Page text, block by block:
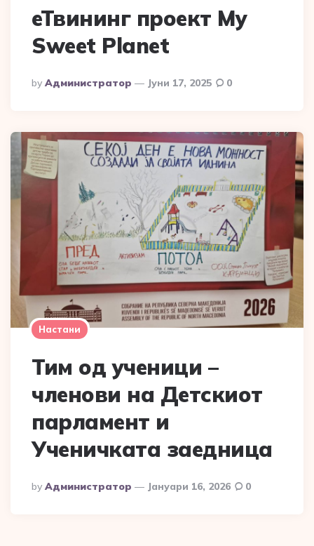
еТвининг проект My
Sweet Planet
Posted
By
By Администратор Јуни 17, 2025 0
Настани
Тим од ученици –
членови на Детскиот
парламент и
Ученичката заедница
Posted
By
By Администратор Јануари 16, 2026 0